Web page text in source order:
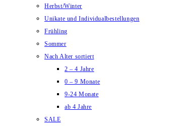
Herbst/Winter
Unikate und Individualbestellungen
Frühling
Sommer
Nach Alter sortiert
2 – 4 Jahre
0 – 9 Monate
9-24 Monate
ab 4 Jahre
SALE